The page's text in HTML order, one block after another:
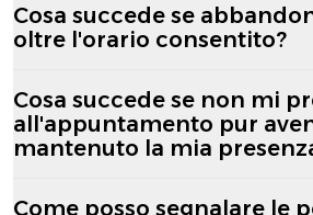
Cosa succede se
oltre l'orario consentito?
Cosa succede se non mi
all'appuntamento pur
mantenuto la mia
Come posso segnalare le